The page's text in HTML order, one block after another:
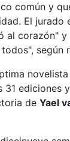
común y
El jurado
al corazón" y
según
31 ediciones
de Yael